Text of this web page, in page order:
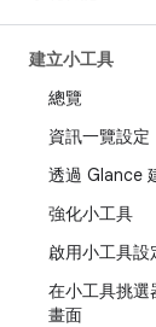
建立小工具
總覽
資訊一覽設定
透過 Glance
強化小工具
啟用小工具設
在小工具挑選
畫面